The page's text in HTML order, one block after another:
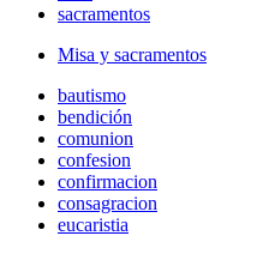
sacramentos
Misa y sacramentos
bautismo
bendición
comunion
confesion
confirmacion
consagracion
eucaristia